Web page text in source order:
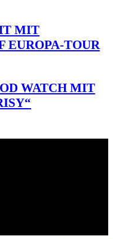
MIT
EUROPA-TOUR
WATCH MIT